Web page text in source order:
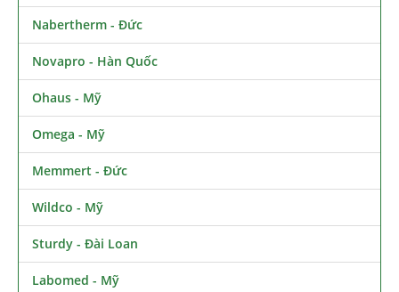
Nabertherm - Đức
Novapro - Hàn Quốc
Ohaus - Mỹ
Omega - Mỹ
Memmert - Đức
Wildco - Mỹ
Sturdy - Đài Loan
Labomed - Mỹ